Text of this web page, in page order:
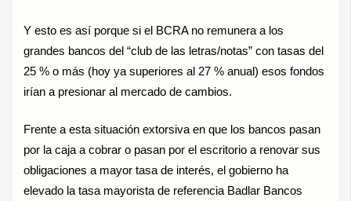
Y esto es así porque si el BCRA no remunera a los
grandes bancos del “club de las letras/notas” con tasas del
25 % o más (hoy ya superiores al 27 % anual) esos fondos
irían a presionar al mercado de cambios.
Frente a esta situación extorsiva en que los bancos pasan
por la caja a cobrar o pasan por el escritorio a renovar sus
obligaciones a mayor tasa de interés, el gobierno ha
elevado la tasa mayorista de referencia Badlar Bancos